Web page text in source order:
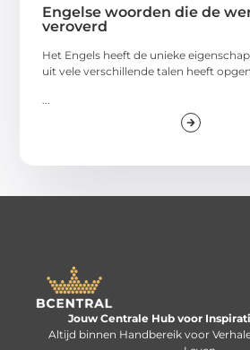
Engelse woorden die de
veroverd
Het Engels heeft de unieke
uit vele verschillende talen heeft
...
Jouw Centrale Hub voor
Altijd binnen Handbereik voor